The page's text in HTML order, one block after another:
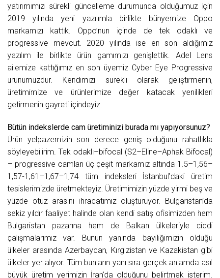
yatırımımızı sürekli güncelleme durumunda olduğumuz için
2019 yılında yeni yazılımla birlikte bünyemize Oppo
markamızı kattık. Oppo’nun içinde de tek odaklı ve
progressive mevcut. 2020 yılında ise en son aldığımız
yazılım ile birlikte ürün gamımızı genişlettik. Adel Lens
ailemize kattığımız en son üyemiz Cyber Eye Progressive
ürünümüzdür. Kendimizi sürekli olarak geliştirmenin,
üretimimize ve ürünlerimize değer katacak yenilikleri
getirmenin gayreti içindeyiz.
Bütün indekslerde cam üretiminizi burada mı yapıyorsunuz?
Ürün yelpazemizin son derece geniş olduğunu rahatlıkla
söyleyebilirim. Tek odaklı–bifocal (S2–Eline–Aphak Bifocal)
– progressive camları üç çeşit markamız altında 1.5–1,56–
1,57-1,61–1,67–1,74 tüm indeksleri İstanbul’daki üretim
tesislerimizde üretmekteyiz. Üretimimizin yüzde yirmi beş ve
yüzde otuz arasını ihracatımız oluşturuyor. Bulgaristan’da
sekiz yıldır faaliyet halinde olan kendi satış ofisimizden hem
Bulgaristan pazarına hem de Balkan ülkeleriyle ciddi
çalışmalarımız var. Bunun yanında bayiliğimizin olduğu
ülkeler arasında Azerbaycan, Kırgızistan ve Kazakistan gibi
ülkeler yer alıyor. Tüm bunların yanı sıra gerçek anlamda asıl
büyük üretim yerimizin İran’da olduğunu belirtmek isterim.